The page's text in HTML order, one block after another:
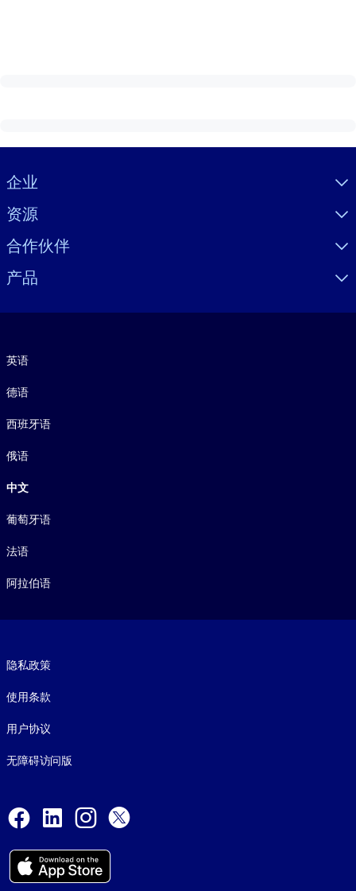
Visually hidden Text
企业
资源
合作伙伴
产品
英语
德语
西班牙语
俄语
中文
葡萄牙语
法语
阿拉伯语
隐私政策
使用条款
用户协议
无障碍访问版
Facebook
LinkedInInstagram